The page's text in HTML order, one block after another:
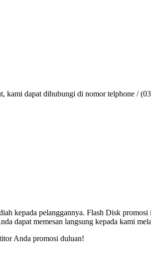
kami dapat dihubungi di nomor telphone /
kepada pelanggannya. Flash Disk
dapat memesan langsung kepada kami
Anda promosi duluan!